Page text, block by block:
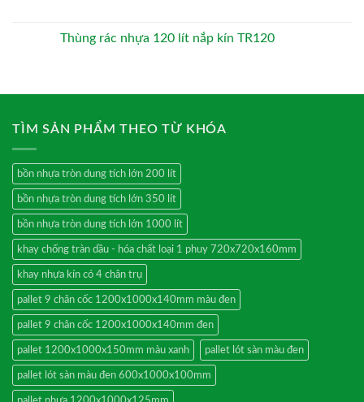
Thùng rác nhựa 120 lít nắp kín TR120
TÌM SẢN PHẨM THEO TỪ KHÓA
bồn nhựa tròn dung tích lớn 200 lít
bồn nhựa tròn dung tích lớn 350 lít
bồn nhựa tròn dung tích lớn 1000 lít
khay chống tràn dầu - hóa chất loại 1 phuy 720x720x160mm
khay nhựa kín có 4 chân trụ
pallet 9 chân cốc 1200x1000x140mm màu đen
pallet 9 chân cốc 1200x1000x140mm đen
pallet 1200x1000x150mm màu xanh pallet lót sàn màu đen
pallet lót sàn màu đen 600x1000x100mm